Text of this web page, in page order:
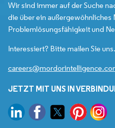
Wir sind immer auf der Suche
die über ein außergewöhnliches
Problemlösungsfähigkeit und
Interessiert? Bitte mailen Sie uns.
JETZT MIT UNS IN